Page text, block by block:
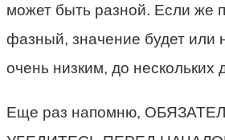
может быть разной. Если же
фазный, значение будет или
очень низким, до нескольких
Еще раз напомню,